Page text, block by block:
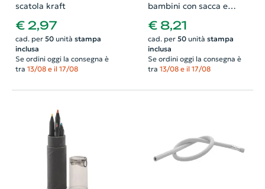
scatola kraft
€ 2,97
cad. per 50unità stampa
inclusa
Se ordini oggi la consegna è
tra 13/08 e il 17/08
bambini con sacca e
matite colorate e block
notes in formato A4
€ 8,21
cad. per 50unità stampa
inclusa
Se ordini oggi la consegna è
tra 13/08 e il 17/08